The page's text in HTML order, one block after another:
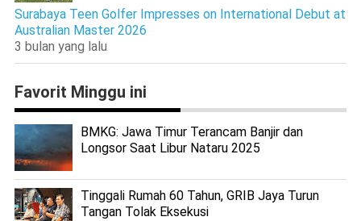
Surabaya Teen Golfer Impresses on International Debut at
Australian Master 2026
3 bulan yang lalu
Favorit Minggu ini
BMKG: Jawa Timur Terancam Banjir dan
Longsor Saat Libur Nataru 2025
Tinggali Rumah 60 Tahun, GRIB Jaya Turun
Tangan Tolak Eksekusi